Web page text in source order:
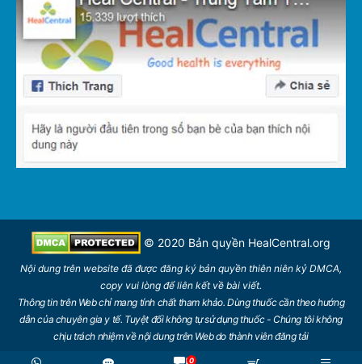
© 2020 Bản quyền HealCentral.org
Nội dung trên website đã được đăng ký bản quyền thiên niên kỷ DMCA,
copy vui lòng đểliên kếtvề bài viết.
Thông tin trên Web chỉ mang tính chất tham khảo. Dùng thuốc cần theo hướng
dẫn của chuyên gia y tế. Tuyệt đối không tự sử dụng thuốc - Chúng tôi không
chịu trách nhiệm về nội dung trên Web do thành viên đăng tải
0